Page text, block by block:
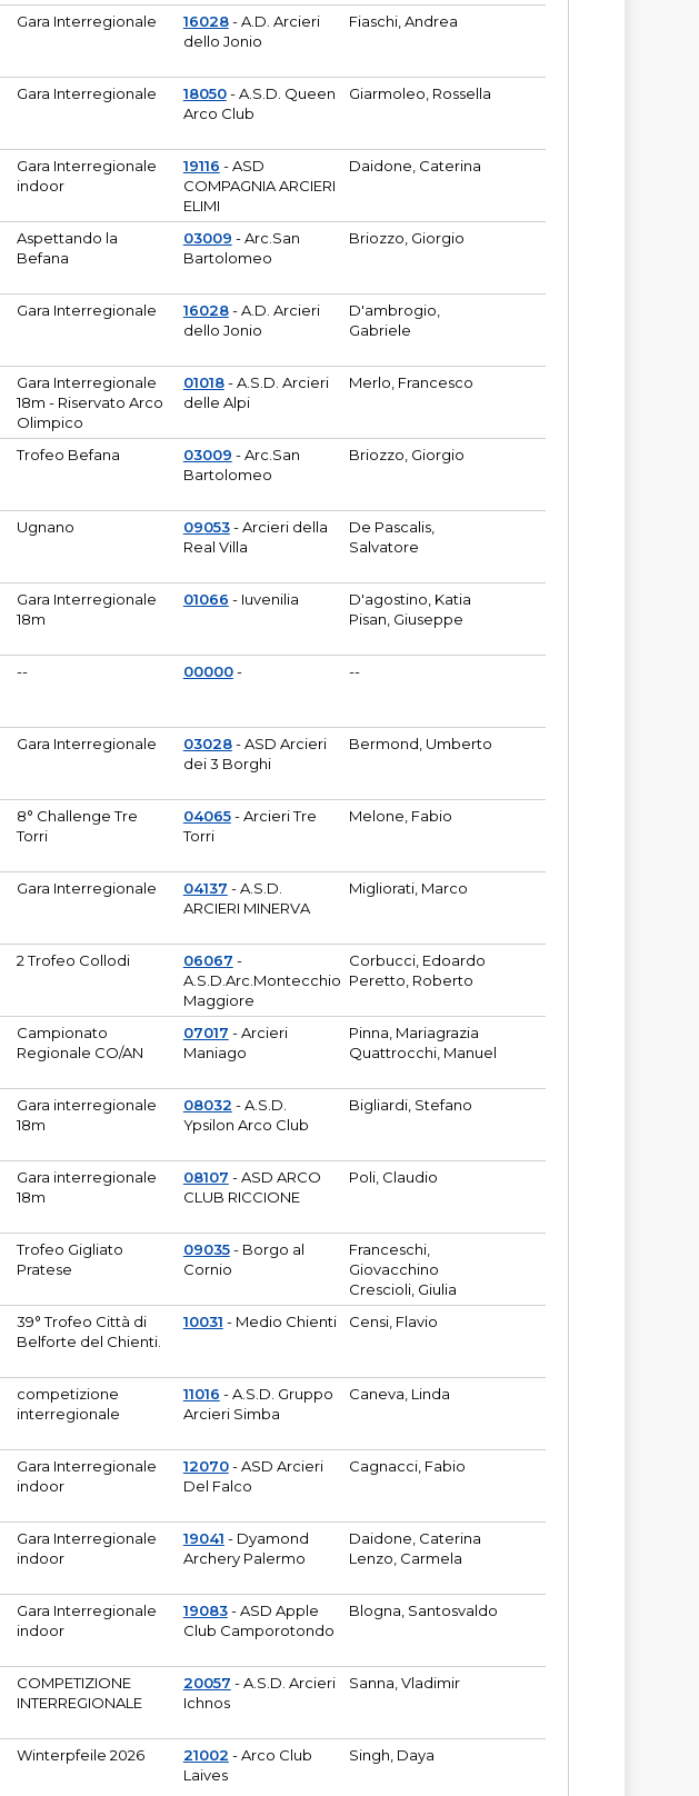
Gara Interregionale 16028- A.D. Arcieri
dello Jonio
Fiaschi, Andrea
Gara Interregionale 18050- A.S.D. Queen
Arco Club
Giarmoleo, Rossella
Gara Interregionale
indoor
19116 - ASD
COMPAGNIA ARCIERI
ELIMI
Daidone, Caterina
Aspettando la
Befana
03009 - Arc.San
Bartolomeo
Briozzo, Giorgio
Gara Interregionale 16028- A.D. Arcieri
dello Jonio
D'ambrogio,
Gabriele
Gara Interregionale
18m - Riservato Arco
Olimpico
01018- A.S.D. Arcieri
delle Alpi
Merlo, Francesco
Trofeo Befana 03009 - Arc.San
Bartolomeo
Briozzo, Giorgio
Ugnano 09053- Arcieri della
Real Villa
De Pascalis,
Salvatore
Gara Interregionale
18m
01066 - Iuvenilia
D'agostino, Katia
Pisan, Giuseppe
-- 00000- --
Gara Interregionale 03028- ASD Arcieri
dei 3 Borghi
Bermond, Umberto
8° Challenge Tre
Torri
04065- Arcieri Tre
Torri
Melone, Fabio
Gara Interregionale 04137 - A.S.D.
ARCIERI MINERVA
Migliorati, Marco
2 Trofeo Collodi 06067 -
A.S.D.Arc.Montecchio
Maggiore
Corbucci, Edoardo
Peretto, Roberto
Campionato
Regionale CO/AN
07017 - Arcieri
Maniago
Pinna, Mariagrazia
Quattrocchi, Manuel
Gara interregionale
18m
08032 - A.S.D.
Ypsilon Arco Club
Bigliardi, Stefano
Gara interregionale
18m
08107 - ASD ARCO
CLUB RICCIONE
Poli, Claudio
Trofeo Gigliato
Pratese
09035- Borgo al
Cornio
Franceschi,
Giovacchino
Crescioli, Giulia
39° Trofeo Città di
Belforte del Chienti.
10031 - Medio Chienti Censi, Flavio
competizione
interregionale
11016 - A.S.D. Gruppo
Arcieri Simba
Caneva, Linda
Gara Interregionale
indoor
12070- ASD Arcieri
Del Falco
Cagnacci, Fabio
Gara Interregionale
indoor
19041 - Dyamond
Archery Palermo
Daidone, Caterina
Lenzo, Carmela
Gara Interregionale
indoor
19083- ASD Apple
Club Camporotondo
Blogna, Santosvaldo
COMPETIZIONE
INTERREGIONALE
20057 - A.S.D. Arcieri
Ichnos
Sanna, Vladimir
Winterpfeile 2026 21002 - Arco Club
Laives
Singh, Daya